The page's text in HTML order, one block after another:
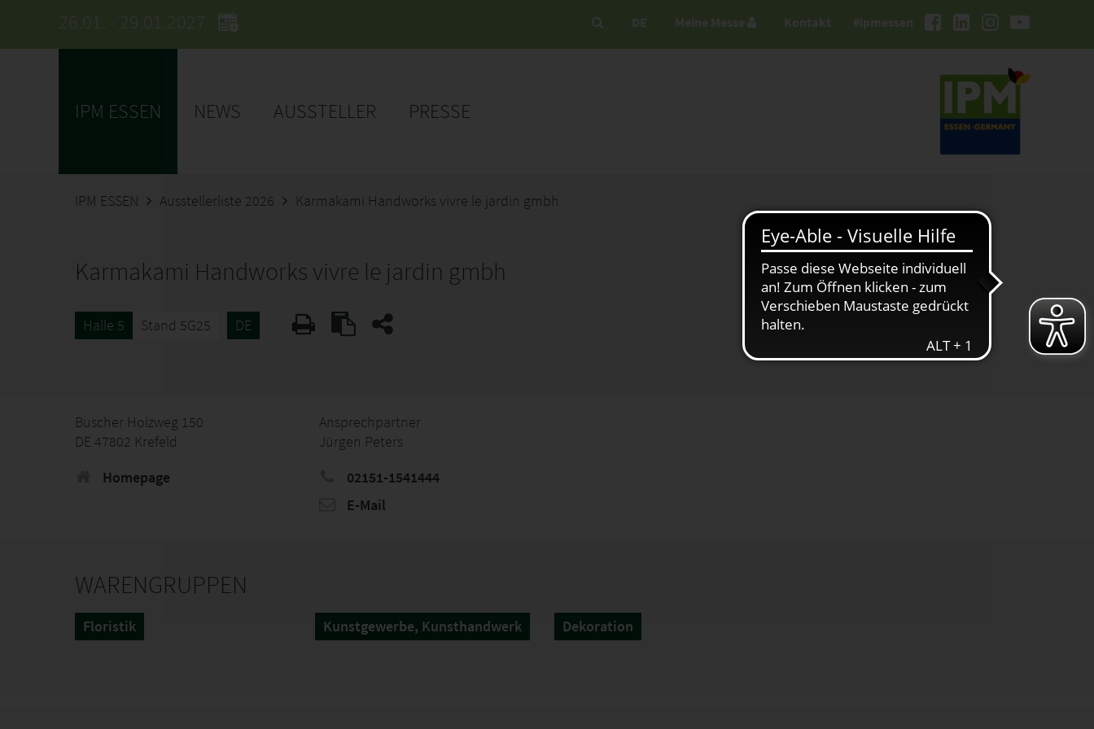
26.01. - 29.01.2027 #ipmessen
DE Meine Messe Kontakt
IPM ESSEN NEWS AUSSTELLER PRESSE
IPM ESSEN Ausstellerliste 2026 Karmakami Handworks vivre le jardin gmbh
Karmakami Handworks vivre le jardin gmbh
Halle 5 Stand 5G25 DE
Buscher Holzweg 150
DE 47802 Krefeld
Homepage
Ansprechpartner
Jürgen Peters
02151-1541444
E-Mail
WARENGRUPPEN
Floristik Kunstgewerbe, Kunsthandwerk Dekoration